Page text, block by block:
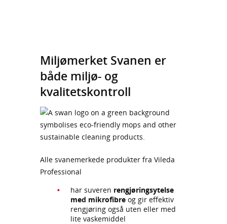
Miljømerket Svanen er
både miljø- og
kvalitetskontroll
Alle svanemerkede produkter fra Vileda
Professional
har suveren rengjøringsytelse
med mikrofibre og gir effektiv
rengjøring også uten eller med
lite vaskemiddel